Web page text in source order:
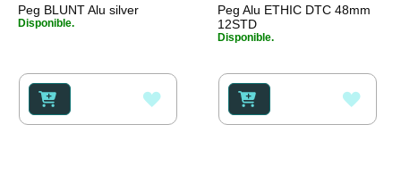
Peg BLUNT Alu silver
Disponible.
A
Peg Alu ETHIC DTC 48mm
12STD
Disponible.
A